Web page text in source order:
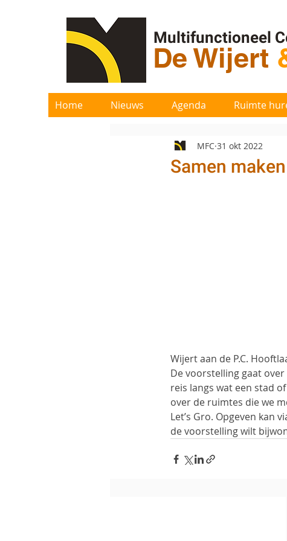
Multifunctioneel
De Wijert
Home Nieuws Agenda Ruimte
Samen
MFC 31 okt 2022
Wijert aan de P.C.
De voorstelling gaat
reis langs wat een stad
over de ruimtes die we
Let’s Gro. Opgeven kan
de voorstelling wilt